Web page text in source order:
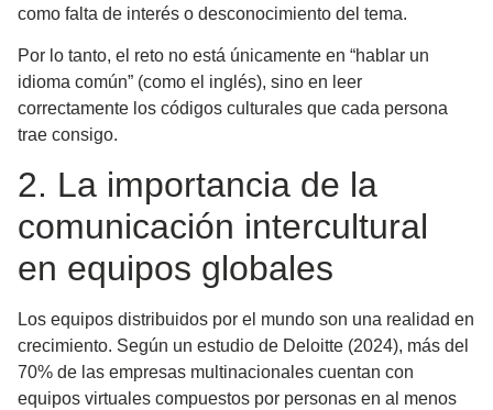
como falta de interés o desconocimiento del tema.
Por lo tanto, el reto no está únicamente en “hablar un
idioma común” (como el inglés), sino en leer
correctamente los códigos culturales que cada persona
trae consigo.
2. La importancia de la
comunicación intercultural
en equipos globales
Los equipos distribuidos por el mundo son una realidad en
crecimiento. Según un estudio de Deloitte (2024), más del
70% de las empresas multinacionales cuentan con
equipos virtuales compuestos por personas en al menos